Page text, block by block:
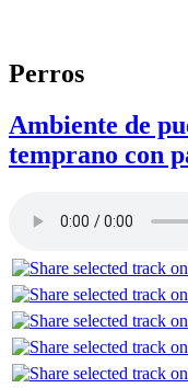
Perros
Ambiente de
temprano con